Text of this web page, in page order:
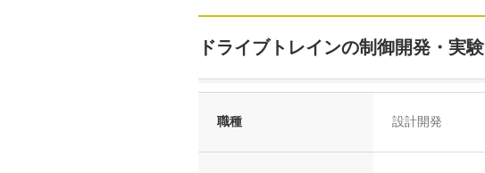
ドライブトレインの制御開発・実験
職種 設計開発